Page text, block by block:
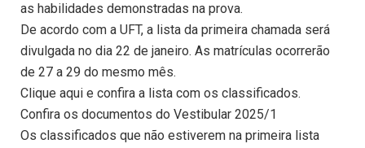
as habilidades demonstradas na prova.
De acordo com a UFT, a lista da primeira chamada será
divulgada no dia 22 de janeiro. As matrículas ocorrerão
de 27 a 29 do mesmo mês.
Clique aqui e confira a lista com os classificados.
Confira os documentos do Vestibular 2025/1
Os classificados que não estiverem na primeira lista